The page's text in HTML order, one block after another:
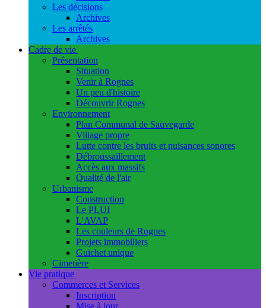
Les décisions
Archives
Les arrêtés
Archives
Cadre de vie
Présentation
Situation
Venir à Rognes
Un peu d'histoire
Découvrir Rognes
Environnement
Plan Communal de Sauvegarde
Village propre
Lutte contre les bruits et nuisances sonores
Débroussaillement
Accès aux massifs
Qualité de l'air
Urbanisme
Construction
Le PLUI
L'AVAP
Les couleurs de Rognes
Projets immobiliers
Guichet unique
Cimetière
Vie pratique
Commerces et Services
Inscription
Mise à jour